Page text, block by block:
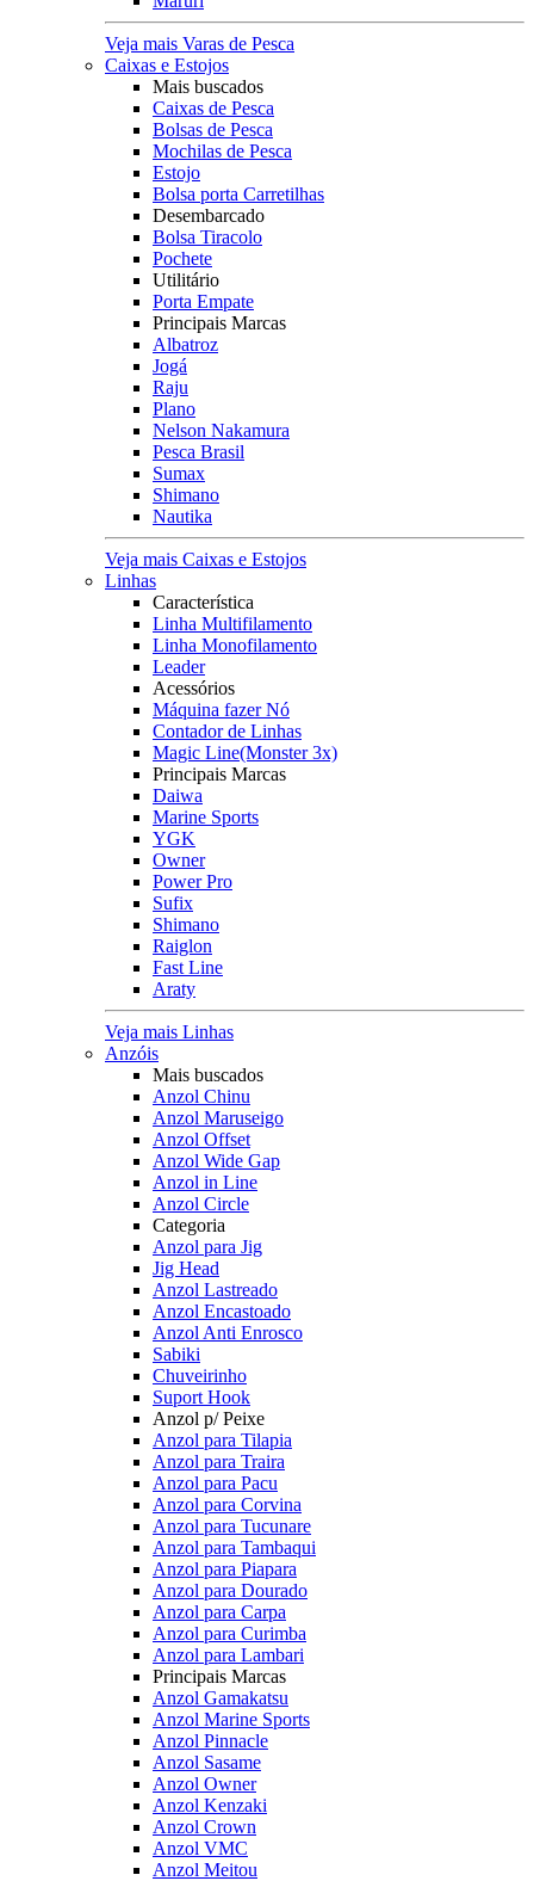
Veja mais Varas de Pesca
Caixas e Estojos
Mais buscados
Caixas de Pesca
Bolsas de Pesca
Mochilas de Pesca
Estojo
Bolsa porta Carretilhas
Desembarcado
Bolsa Tiracolo
Pochete
Utilitário
Porta Empate
Principais Marcas
Albatroz
Jogá
Raju
Plano
Nelson Nakamura
Pesca Brasil
Sumax
Shimano
Nautika
Veja mais Caixas e Estojos
Linhas
Característica
Linha Multifilamento
Linha Monofilamento
Leader
Acessórios
Máquina fazer Nó
Contador de Linhas
Magic Line(Monster 3x)
Principais Marcas
Daiwa
Marine Sports
YGK
Owner
Power Pro
Sufix
Shimano
Raiglon
Fast Line
Araty
Veja mais Linhas
Anzóis
Mais buscados
Anzol Chinu
Anzol Maruseigo
Anzol Offset
Anzol Wide Gap
Anzol in Line
Anzol Circle
Categoria
Anzol para Jig
Jig Head
Anzol Lastreado
Anzol Encastoado
Anzol Anti Enrosco
Sabiki
Chuveirinho
Suport Hook
Anzol p/ Peixe
Anzol para Tilapia
Anzol para Traira
Anzol para Pacu
Anzol para Corvina
Anzol para Tucunare
Anzol para Tambaqui
Anzol para Piapara
Anzol para Dourado
Anzol para Carpa
Anzol para Curimba
Anzol para Lambari
Principais Marcas
Anzol Gamakatsu
Anzol Marine Sports
Anzol Pinnacle
Anzol Sasame
Anzol Owner
Anzol Kenzaki
Anzol Crown
Anzol VMC
Anzol Meitou